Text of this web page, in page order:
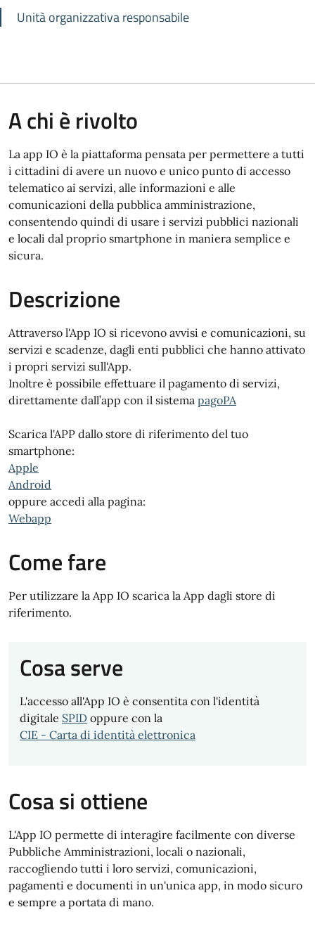
Unità organizzativa responsabile
A chi è rivolto
La app IO è la piattaforma pensata per permettere a tutti
i cittadini di avere un nuovo e unico punto di accesso
telematico ai servizi, alle informazioni e alle
comunicazioni della pubblica amministrazione,
consentendo quindi di usare i servizi pubblici nazionali
e locali dal proprio smartphone in maniera semplice e
sicura.
Descrizione
Attraverso l'App IO si ricevono avvisi e comunicazioni, su
servizi e scadenze, dagli enti pubblici che hanno attivato
i propri servizi sull'App.
Inoltre è possibile effettuare il pagamento di servizi,
direttamente dall’app con il sistema pagoPA
Scarica l'APP dallo store di riferimento del tuo
smartphone:
Apple
Android
oppure accedi alla pagina:
Webapp
Come fare
Per utilizzare la App IO scarica la App dagli store di
riferimento.
Cosa serve
L'accesso all'App IO è consentita con l'identità
digitale SPID oppure con la
CIE - Carta di identità elettronica
Cosa si ottiene
L'App IO permette di interagire facilmente con diverse
Pubbliche Amministrazioni, locali o nazionali,
raccogliendo tutti i loro servizi, comunicazioni,
pagamenti e documenti in un'unica app, in modo sicuro
e sempre a portata di mano.